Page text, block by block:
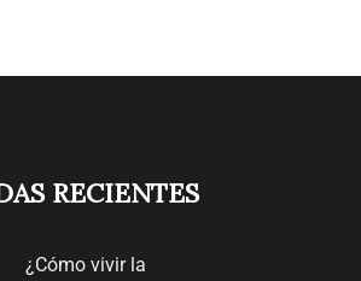
RECIENTES
¿Cómo vivir la